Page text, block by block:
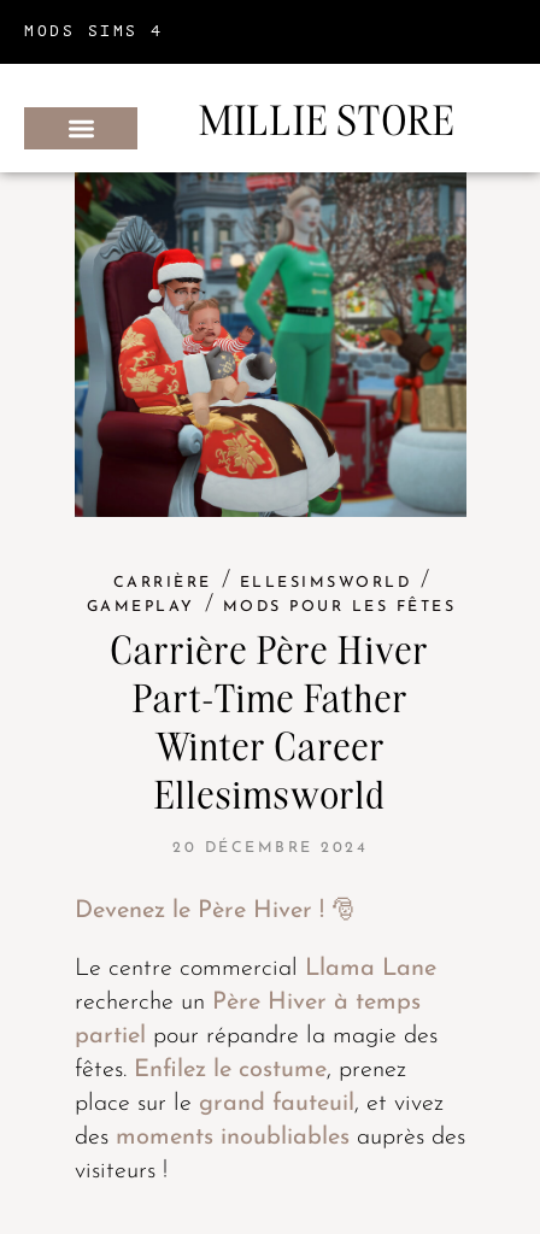
MODS SIMS 4
MILLIE STORE
CARRIÈRE / ELLESIMSWORLD /
GAMEPLAY / MODS POUR LES FÊTES
Carrière Père Hiver
Part-Time Father
Winter Career
Ellesimsworld
20 DÉCEMBRE 2024
Devenez le Père Hiver ! 🎅
Le centre commercial Llama Lane
recherche un Père Hiver à temps
partiel pour répandre la magie des
fêtes. Enfilez le costume, prenez
place sur le grand fauteuil, et vivez
des moments inoubliables auprès des
visiteurs !